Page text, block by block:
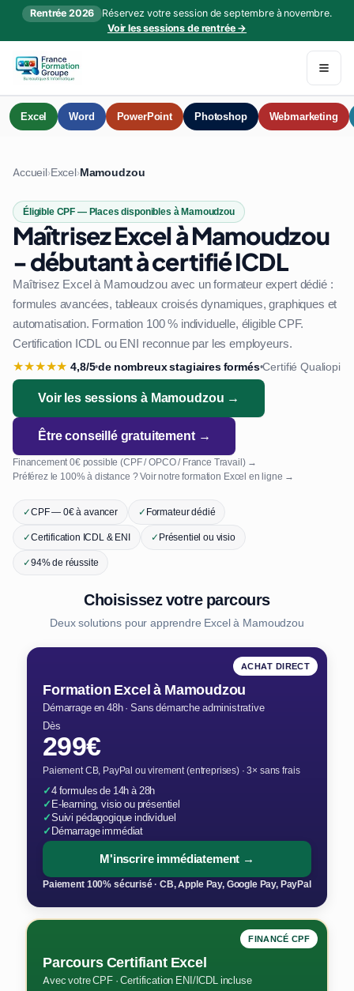
Rentrée 2026
Réservez votre session de septembre à novembre.
Voir les sessions de rentrée →
Excel Word PowerPoint Photoshop Webmarketing
Accueil›Excel›Mamoudzou
Éligible CPF — Places disponibles à Mamoudzou
Maîtrisez Excel à Mamoudzou
- débutant à certifié ICDL
Maîtrisez Excel à Mamoudzou avec un formateur expert dédié :
formules avancées, tableaux croisés dynamiques, graphiques et
automatisation. Formation 100 % individuelle, éligible CPF.
Certification ICDL ou ENI reconnue par les employeurs.
★★★★★ 4,8/5•de nombreux stagiaires formés•Certifié Qualiopi
Voir les sessions à Mamoudzou →
Être conseillé gratuitement →
Financement 0€ possible (CPF / OPCO / France Travail) →
Préférez le 100% à distance ? Voir notre formation Excel en ligne →
✓CPF — 0€ à avancer ✓Formateur dédié
✓Certification ICDL & ENI ✓Présentiel ou visio
✓94% de réussite
Choisissez votre parcours
Deux solutions pour apprendre Excel à Mamoudzou
ACHAT DIRECT
Formation Excel à Mamoudzou
Démarrage en 48h · Sans démarche administrative
Dès
299€
Paiement CB, PayPal ou virement (entreprises) · 3× sans frais
✓4 formules de 14h à 28h
✓E-learning, visio ou présentiel
✓Suivi pédagogique individuel
✓Démarrage immédiat
M'inscrire immédiatement →
Paiement 100% sécurisé · CB, Apple Pay, Google Pay, PayPal
FINANCÉ CPF
Parcours Certifiant Excel
Avec votre CPF · Certification ENI/ICDL incluse